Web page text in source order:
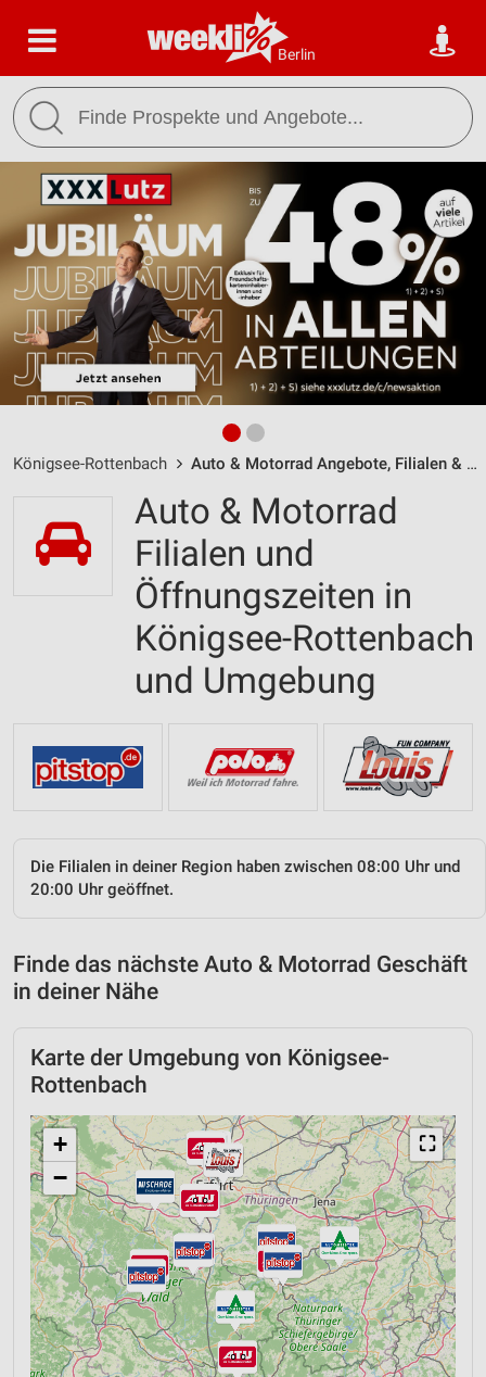
Berlin
Königsee-Rottenbach Auto & Motorrad Angebote, Filialen & Öffnungszeiten
Auto & Motorrad
Filialen und
Öffnungszeiten in
Königsee-Rottenbach
und Umgebung
Die Filialen in deiner Region haben zwischen 08:00 Uhr und
20:00 Uhr geöffnet.
Finde das nächste Auto & Motorrad Geschäft
in deiner Nähe
Karte der Umgebung von Königsee-
Rottenbach
⛶
+
−